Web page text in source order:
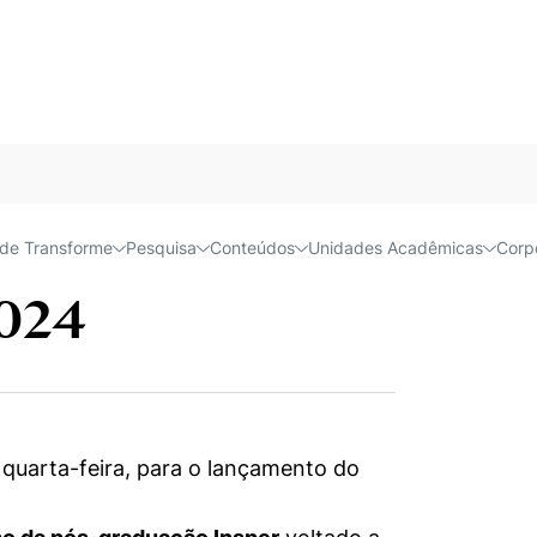
Transforme Pesquisa Conteúdos Unidades Acadêmicas
econômico em 2024
feira, para o lançamento do